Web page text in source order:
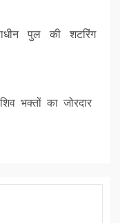
पुल की शटरिंग
भक्तों का जोरदार